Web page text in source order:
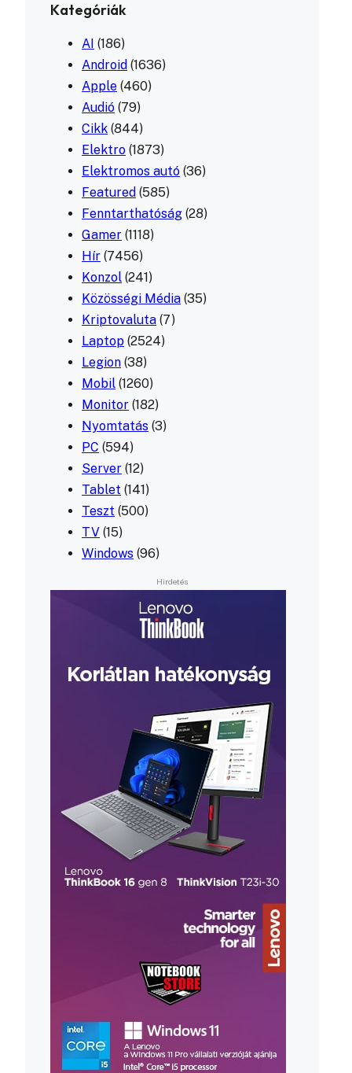
Kategóriák
AI (186)
Android (1636)
Apple (460)
Audió (79)
Cikk (844)
Elektro (1873)
Elektromos autó (36)
Featured (585)
Fenntarthatóság (28)
Gamer (1118)
Hír (7456)
Konzol (241)
Közösségi Média (35)
Kriptovaluta (7)
Laptop (2524)
Legion (38)
Mobil (1260)
Monitor (182)
Nyomtatás (3)
PC (594)
Server (12)
Tablet (141)
Teszt (500)
TV (15)
Windows (96)